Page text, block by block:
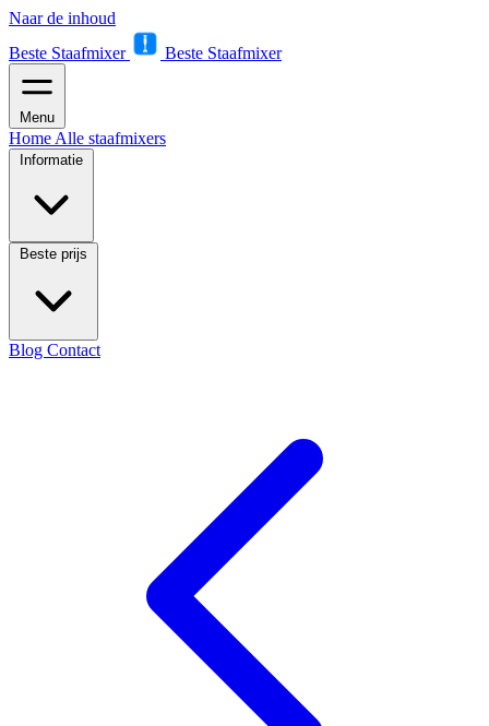
Naar de inhoud
Beste Staafmixer
Beste Staafmixer
Menu
Home Alle staafmixers
Informatie
Beste prijs
Blog Contact